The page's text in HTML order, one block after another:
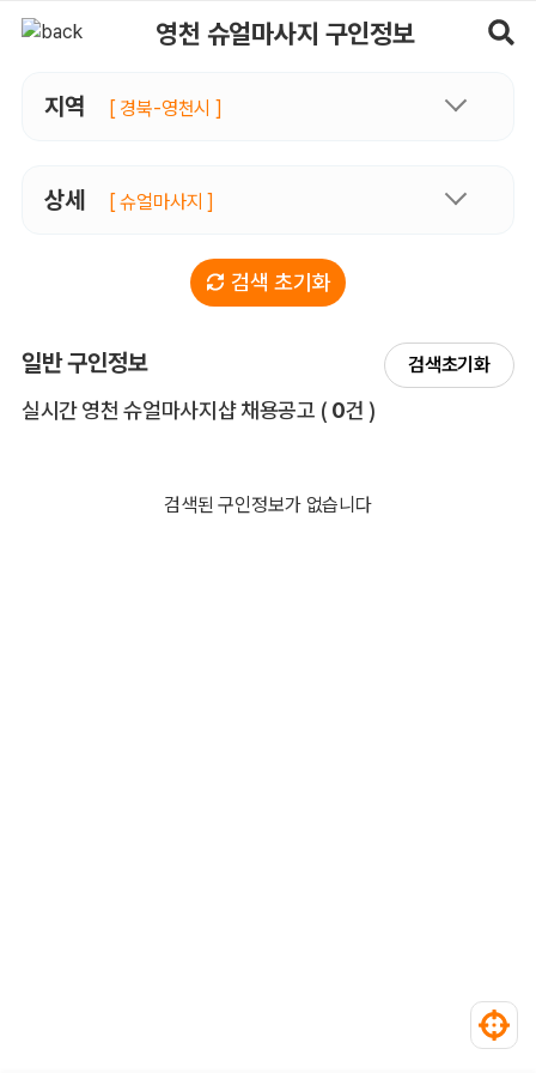
영천 슈얼마사지 구인정보
지역 [ 경북-영천시 ]
상세 [ 슈얼마사지 ]
검색 초기화
일반 구인정보 검색초기화
실시간 영천 슈얼마사지샵 채용공고 전체 목록
( 0건 )
검색된 구인정보가 없습니다